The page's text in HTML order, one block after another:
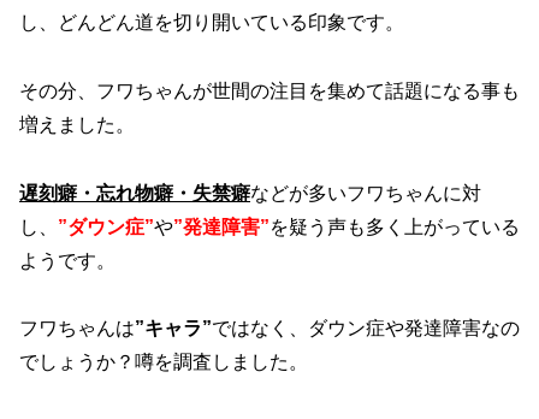
し、どんどん道を切り開いている印象です。
その分、フワちゃんが世間の注目を集めて話題になる事も
増えました。
遅刻癖・忘れ物癖・失禁癖などが多いフワちゃんに対
し、 ”ダウン症”や”発達障害”を疑う声も多く上がっている
ようです。
フワちゃんは”キャラ”ではなく、ダウン症や発達障害なの
でしょうか？噂を調査しました。